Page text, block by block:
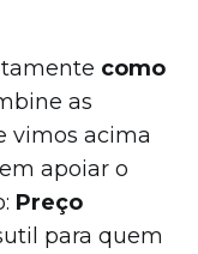
como
as
vimos acima
apoiar o
Preço
para quem